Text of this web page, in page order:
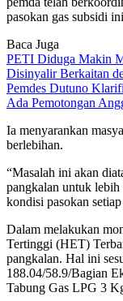
pasokan gas subsidi
Baca Juga
PETI Diduga Makin
Disinyalir Berkaitan
Pemdes Dutuno
Ada Pemotongan
Ia menyarankan
berlebihan.
“Masalah ini akan
pangkalan untuk lebih
kondisi pasokan
Dalam melakukan
Tertinggi (HET)
pangkalan. Hal ini
188.04/58.9/Bagian
Tabung Gas LPG 3